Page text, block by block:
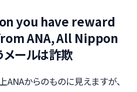
you have reward
ANA, All Nippon
ールは詐欺
ANAからのものに見えますが、